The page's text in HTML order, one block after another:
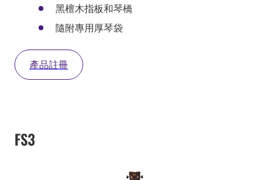
黑檀木指板和琴橋
隨附專用厚琴袋
產品註冊
FS3